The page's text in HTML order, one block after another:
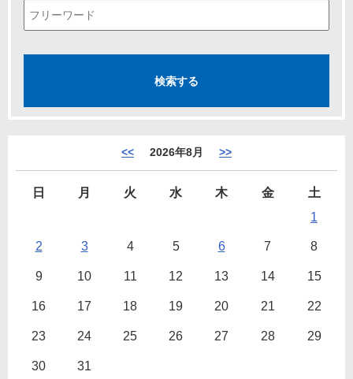
<< 2026年8月 >>
日 月 火 水 木 金
土
1
2 3 4 5 6 7 8
9 10 11 12 13 14 15
16 17 18 19 20 21 22
23 24 25 26 27 28 29
30 31